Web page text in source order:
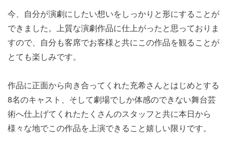
今、 自分が演劇にしたい想いをしっかりと形にすることが
できました。 上質な演劇作品に仕上がったと思っておりま
すので、 自分も客席でお客様と共にこの作品を観ることが
とても楽しみです。
作品に正面から向き合ってくれた充希さんとはじめとする
8名のキャスト、 そして劇場でしか体感のできない舞台芸
術へ仕上げてくれたたくさんのスタッフと共に本日から
様々な地でこの作品を上演できること嬉しい限りです。